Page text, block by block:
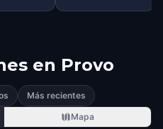
en Provo
Más recientes
Mapa